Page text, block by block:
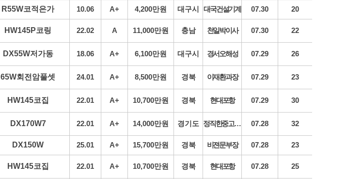
R55W코적은가 10.06 A+ 4,200만원 대구시 대국건설기계 07.30 20
HW145P코링 22.02 A 11,000만원 충남 천일박이사 07.30 22
DX55W저가동 18.06 A+ 6,100만원 대구시 경서오해성 07.29 26
65W회전암풀셋 24.01 A+ 8,500만원 경북 이재환과장 07.29 23
HW145코집 22.01 A+ 10,700만원 경북 현대포항 07.29 30
DX170W7 22.01 A+ 14,000만원 경기도 정직한중고굴삭기 07.28 32
DX150W 25.01 A+ 15,700만원 경북 비젼문부장 07.28 23
HW145코집 22.01 A+ 10,700만원 경북 현대포항 07.28 25